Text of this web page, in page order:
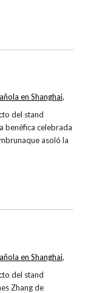
del stand
benéfica celebrada
asoló la
en Shanghai,
del stand
Zhang de
en Shanghai,